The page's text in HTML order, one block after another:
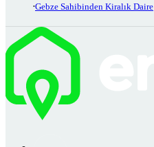
Gebze Sahibinden Kiralık Daire